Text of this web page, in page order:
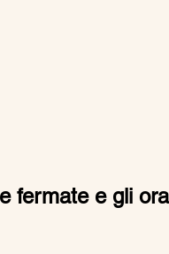
fermate e gli